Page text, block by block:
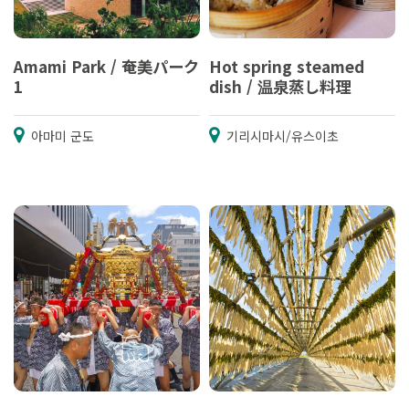
Amami Park / 奄美パーク
1
아마미 군도
Hot spring steamed
dish / 温泉蒸し料理
기리시마시/유스이초